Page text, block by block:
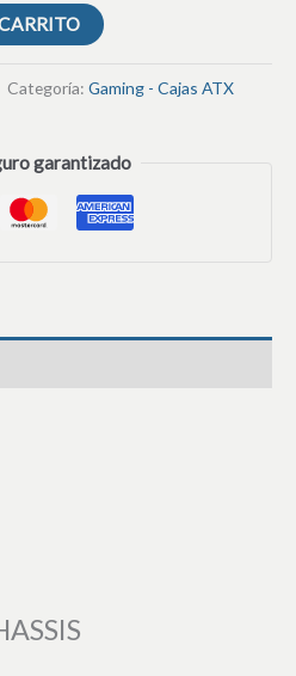
Categoría: Gaming - Cajas ATX
garantizado